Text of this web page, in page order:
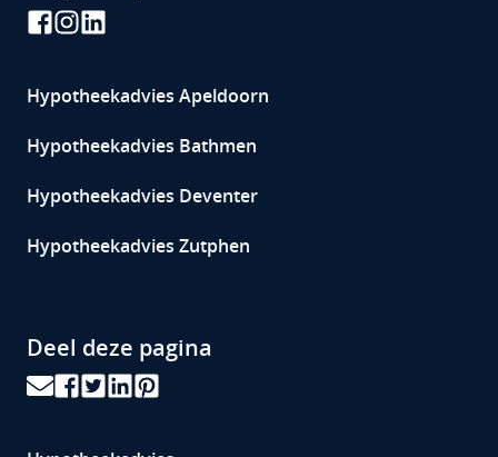
Hypotheekadvies Apeldoorn
Hypotheekadvies Bathmen
Hypotheekadvies Deventer
Hypotheekadvies Zutphen
Deel deze pagina